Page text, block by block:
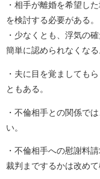
・相手が離婚を希望し
を検討する必要がある。
・少なくとも、浮気の
簡単に認められなくなる
・夫に目を覚ましても
ともある。
・不倫相手との関係で
い。
・不倫相手への慰謝料
裁判までするかは改めて